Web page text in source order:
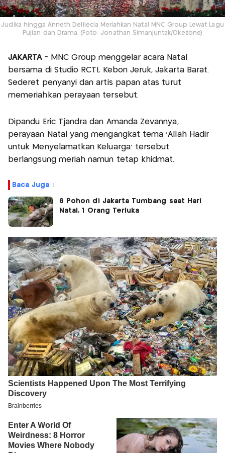
Judika hingga Anneth Delliecia Meriahkan Natal MNC Group Lewat Lagu
Pujian dan Drama. (Foto: Jonathan Simanjuntak/Okezone)
JAKARTA- MNC Group menggelar acara Natal
bersama di Studio RCTI, Kebon Jeruk, Jakarta Barat.
Sederet penyanyi dan artis papan atas turut
memeriahkan perayaan tersebut.
Dipandu Eric Tjandra dan Amanda Zevannya,
perayaan Natal yang mengangkat tema ‘Allah Hadir
untuk Menyelamatkan Keluarga’ tersebut
berlangsung meriah namun tetap khidmat.
Baca Juga :
6 Pohon di Jakarta Tumbang saat Hari
Natal, 1 Orang Terluka